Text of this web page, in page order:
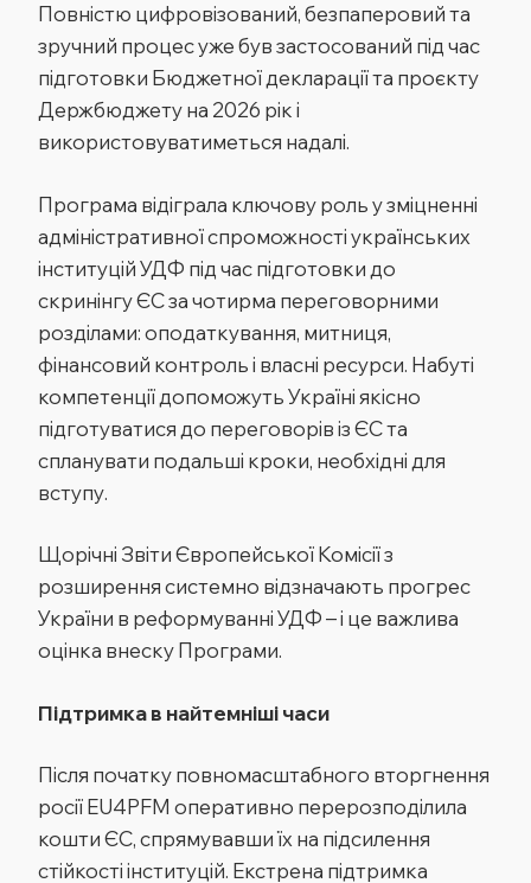
Повністю цифровізований, безпаперовий та
зручний процес уже був застосований під час
підготовки Бюджетної декларації та проєкту
Держбюджету на 2026 рік і
використовуватиметься надалі.
Програма відіграла ключову роль у зміцненні
адміністративної спроможності українських
інституцій УДФ під час підготовки до
скринінгу ЄС за чотирма переговорними
розділами: оподаткування, митниця,
фінансовий контроль і власні ресурси. Набуті
компетенції допоможуть Україні якісно
підготуватися до переговорів із ЄС та
спланувати подальші кроки, необхідні для
вступу.
Щорічні Звіти Європейської Комісії з
розширення системно відзначають прогрес
України в реформуванні УДФ – і це важлива
оцінка внеску Програми.
Підтримка в найтемніші часи
Після початку повномасштабного вторгнення
росії EU4PFM оперативно перерозподілила
кошти ЄС, спрямувавши їх на підсилення
стійкості інституцій. Екстрена підтримка